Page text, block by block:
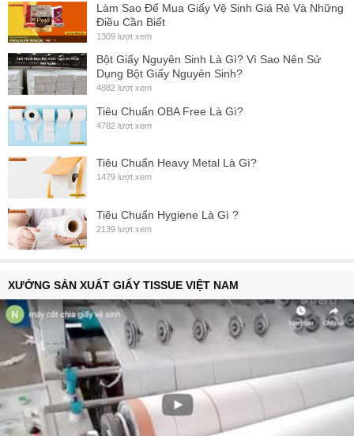
Làm Sao Để Mua Giấy Vệ Sinh Giá Rẻ Và Những
Điều Cần Biết
1309 lượt xem
Bột Giấy Nguyên Sinh Là Gì? Vì Sao Nên Sử
Dụng Bột Giấy Nguyên Sinh?
4882 lượt xem
Tiêu Chuẩn OBA Free Là Gì?
4782 lượt xem
Tiêu Chuẩn Heavy Metal Là Gì?
1479 lượt xem
Tiêu Chuẩn Hygiene Là Gì ?
2139 lượt xem
XƯỞNG SẢN XUẤT GIẤY TISSUE VIỆT NAM